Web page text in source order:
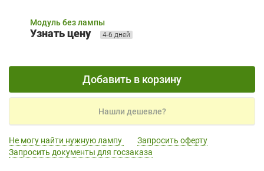
Модуль без лампы
Узнать цену 4-6 дней
Добавить в корзину
Нашли дешевле?
Не могу найти нужную лампу
Запросить оферту
Запросить документы для госзаказа